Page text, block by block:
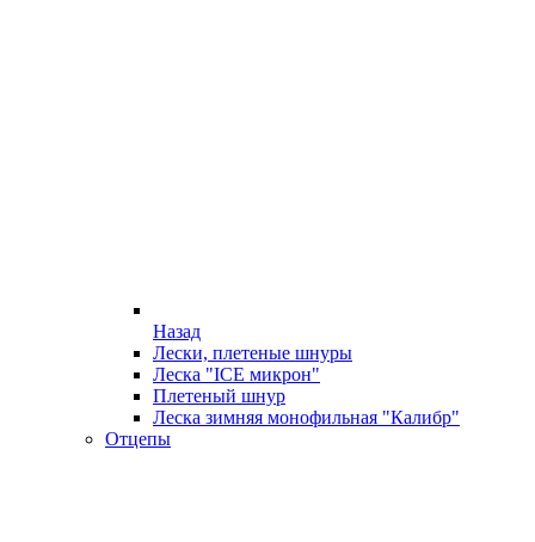
Назад
Лески, плетеные шнуры
Леска "ICE микрон"
Плетеный шнур
Леска зимняя монофильная "Калибр"
Отцепы